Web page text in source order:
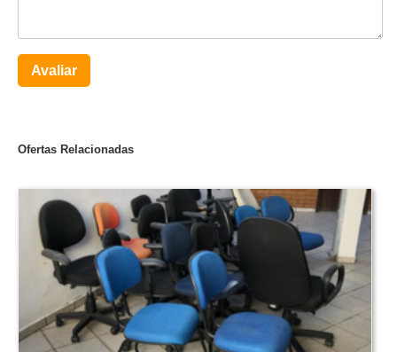
Avaliar
Ofertas Relacionadas